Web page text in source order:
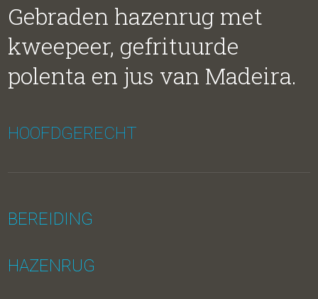
Gebraden hazenrug met
kweepeer, gefrituurde
polenta en jus van Madeira.
HOOFDGERECHT
BEREIDING
HAZENRUG